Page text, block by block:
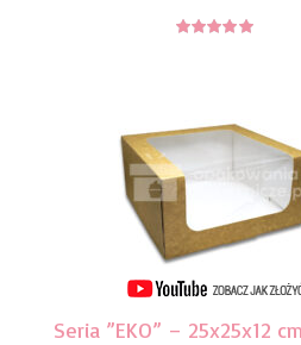
Seria ”EKO” – 25x25x12